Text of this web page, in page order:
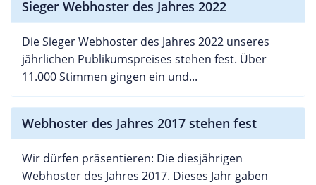
Sieger Webhoster des Jahres 2022
Die Sieger Webhoster des Jahres 2022 unseres
jährlichen Publikumspreises stehen fest. Über
11.000 Stimmen gingen ein und...
Webhoster des Jahres 2017 stehen fest
Wir dürfen präsentieren: Die diesjährigen
Webhoster des Jahres 2017. Dieses Jahr gaben